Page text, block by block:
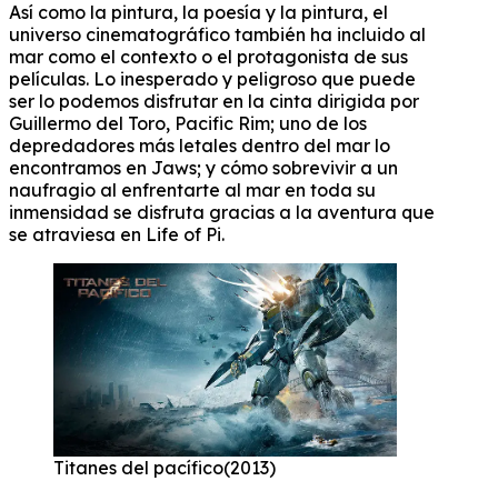
Así como la pintura, la poesía y la pintura, el
universo cinematográfico también ha incluido al
mar como el contexto o el protagonista de sus
películas. Lo inesperado y peligroso que puede
ser lo podemos disfrutar en la cinta dirigida por
Guillermo del Toro, Pacific Rim; uno de los
depredadores más letales dentro del mar lo
encontramos en Jaws; y cómo sobrevivir a un
naufragio al enfrentarte al mar en toda su
inmensidad se disfruta gracias a la aventura que
se atraviesa en Life of Pi.
Titanes del pacífico(2013)